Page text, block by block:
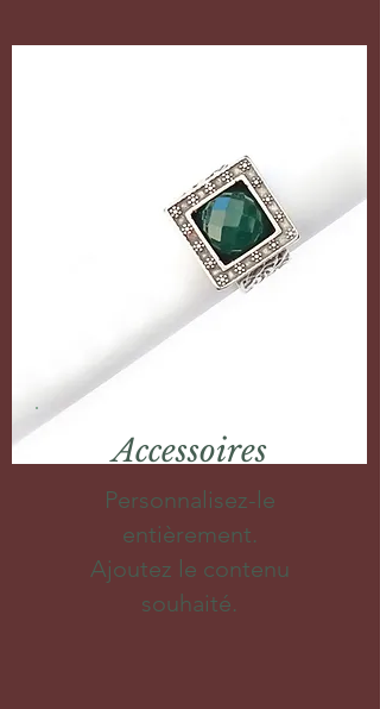
Accessoires
Personnalisez-le
entièrement.
Ajoutez le contenu
souhaité.